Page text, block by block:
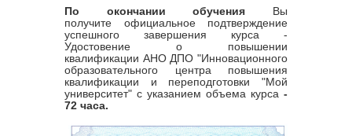
По окончании обучения Вы
получите официальное подтверждение
успешного завершения курса -
Удостовение о повышении
квалификации АНО ДПО "Инновационного
образовательного центра повышения
квалификации и переподготовки "Мой
университет" с указанием объема курса -
72 часа.